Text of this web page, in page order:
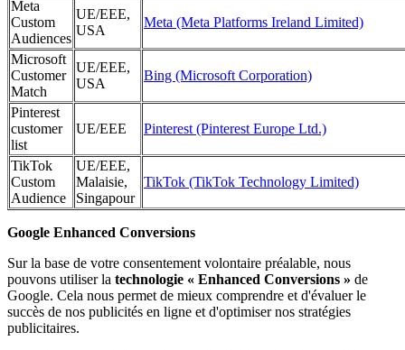
Meta
Custom
Audiences
UE/EEE,
USA
Meta (Meta Platforms Ireland Limited)
Microsoft
Customer
Match
UE/EEE,
USA
Bing (Microsoft Corporation)
Pinterest
customer
list
UE/EEE Pinterest (Pinterest Europe Ltd.)
TikTok
Custom
Audience
UE/EEE,
Malaisie,
Singapour
TikTok (TikTok Technology Limited)
Google Enhanced Conversions
Sur la base de votre consentement volontaire préalable, nous
pouvons utiliser la technologie « Enhanced Conversions » de
Google. Cela nous permet de mieux comprendre et d'évaluer le
succès de nos publicités en ligne et d'optimiser nos stratégies
publicitaires.